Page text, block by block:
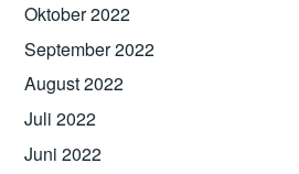
Oktober 2022
September 2022
August 2022
Juli 2022
Juni 2022